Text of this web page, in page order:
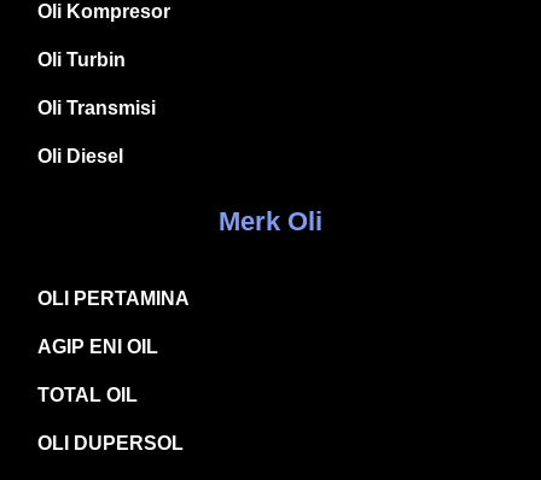
Oli Kompresor
Oli Turbin
Oli Transmisi
Oli Diesel
Merk Oli
OLI PERTAMINA
AGIP ENI OIL
TOTAL OIL
OLI DUPERSOL